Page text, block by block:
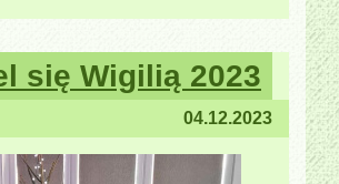
się Wigilią 2023
04.12.2023